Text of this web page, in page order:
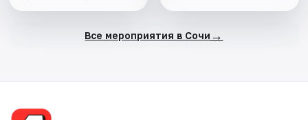
Все мероприятия в Сочи →